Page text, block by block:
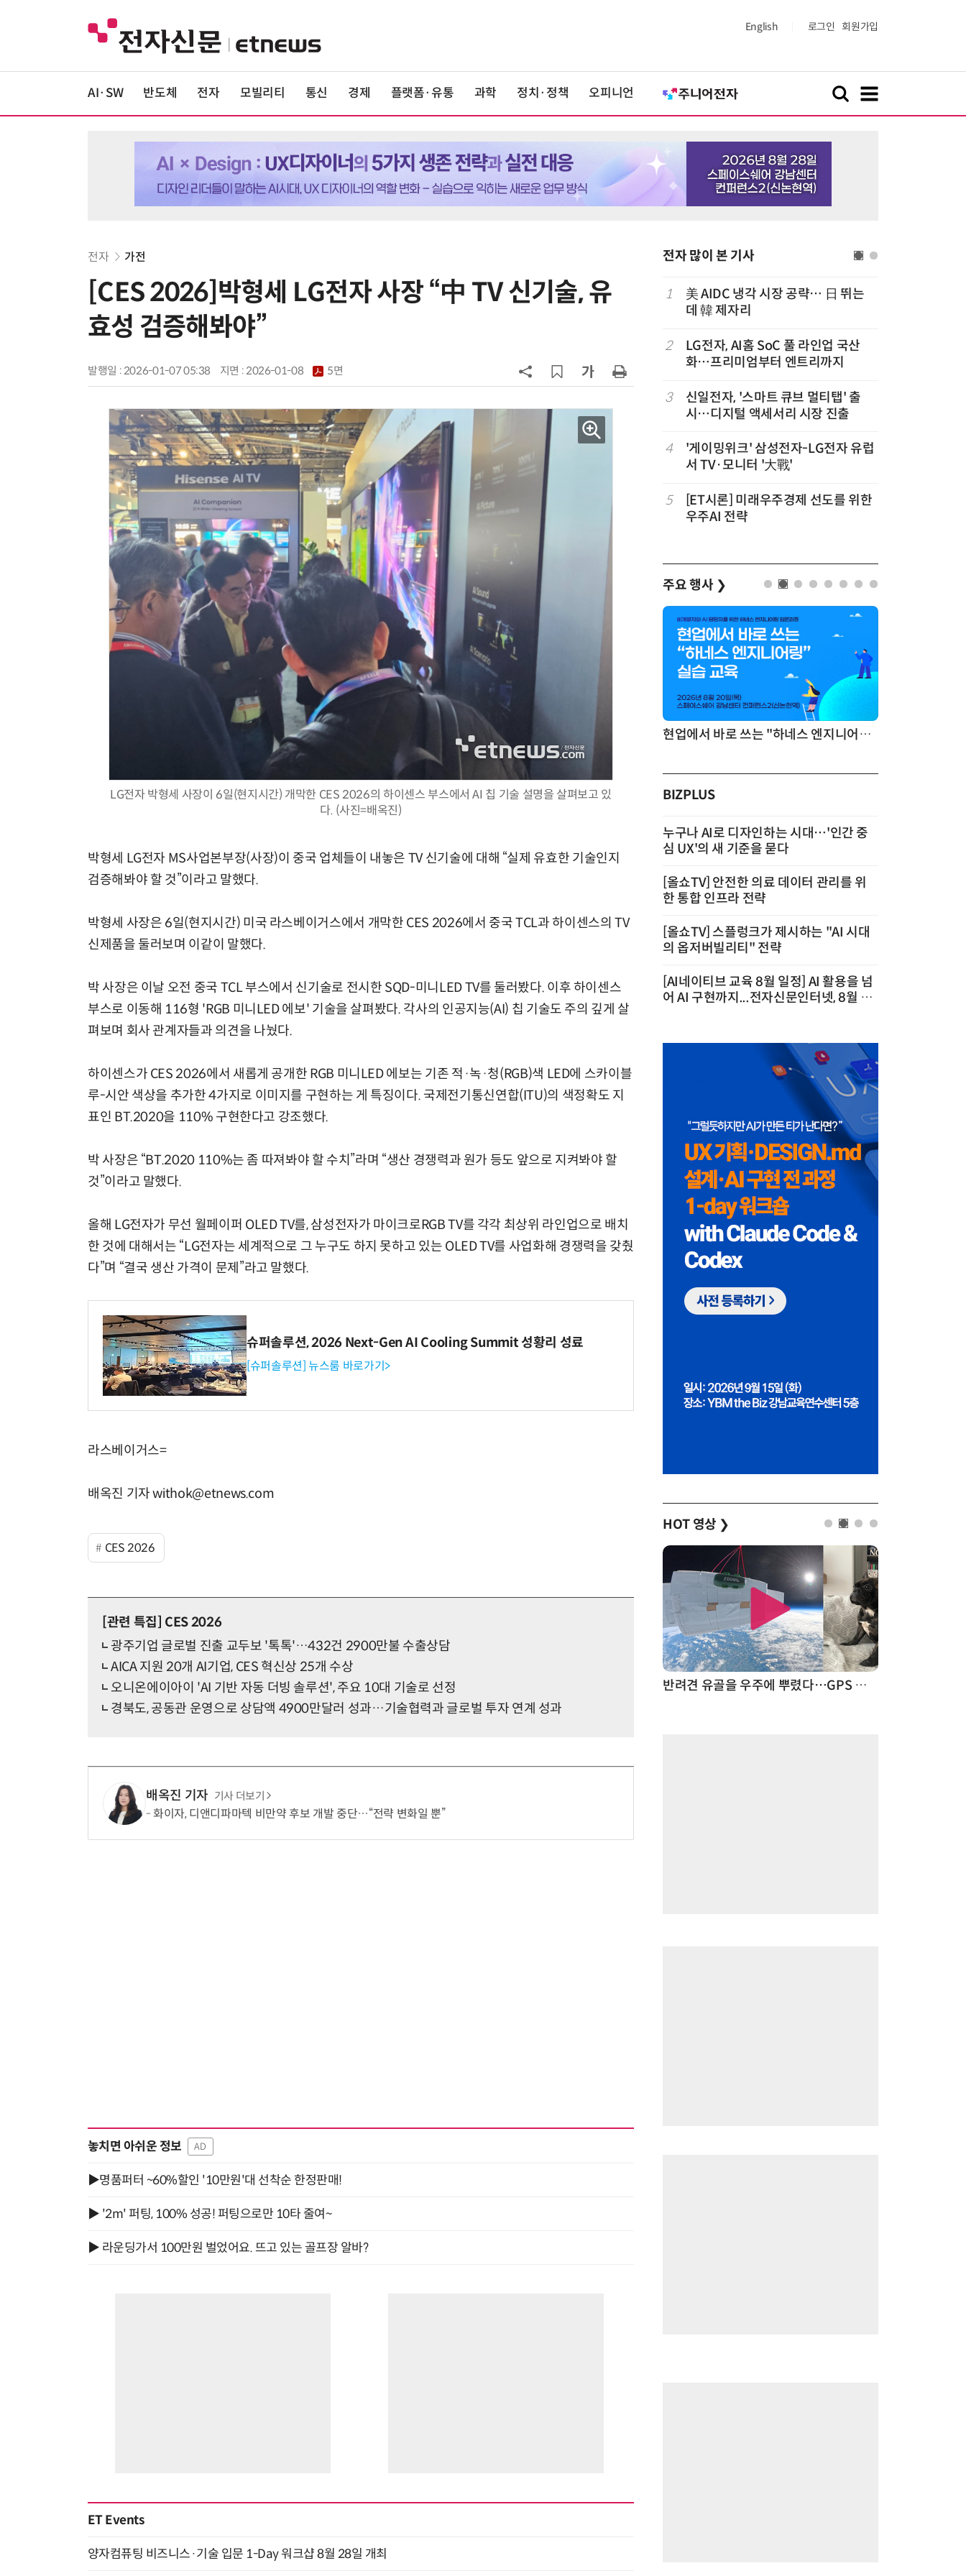
English 로그인 회원가입
AI·SW 반도체 전자 모빌리티 통신 경제 플랫폼·유통 과학 정치·정책 오피니언
전자 가전
[CES 2026]박형세 LG전자 사장 “中 TV 신기술, 유
효성 검증해봐야”
발행일 : 2026-01-07 05:38 지면 :2026-01-08 5면
LG전자 박형세 사장이 6일(현지시간) 개막한 CES 2026의 하이센스 부스에서 AI 칩 기술 설명을 살펴보고 있
다. (사진=배옥진)
박형세 LG전자 MS사업본부장(사장)이 중국 업체들이 내놓은 TV 신기술에 대해 “실제 유효한 기술인지
검증해봐야 할 것”이라고 말했다.
박형세 사장은 6일(현지시간) 미국 라스베이거스에서 개막한 CES 2026에서 중국 TCL과 하이센스의 TV
신제품을 둘러보며 이같이 말했다.
박 사장은 이날 오전 중국 TCL 부스에서 신기술로 전시한 SQD-미니LED TV를 둘러봤다. 이후 하이센스
부스로 이동해 116형 'RGB 미니LED 에보' 기술을 살펴봤다. 각사의 인공지능(AI) 칩 기술도 주의 깊게 살
펴보며 회사 관계자들과 의견을 나눴다.
하이센스가 CES 2026에서 새롭게 공개한 RGB 미니LED 에보는 기존 적·녹·청(RGB)색 LED에 스카이블
루-시안 색상을 추가한 4가지로 이미지를 구현하는 게 특징이다. 국제전기통신연합(ITU)의 색정확도 지
표인 BT.2020을 110% 구현한다고 강조했다.
박 사장은 “BT.2020 110%는 좀 따져봐야 할 수치”라며 “생산 경쟁력과 원가 등도 앞으로 지켜봐야 할
것”이라고 말했다.
올해 LG전자가 무선 월페이퍼 OLED TV를, 삼성전자가 마이크로RGB TV를 각각 최상위 라인업으로 배치
한 것에 대해서는 “LG전자는 세계적으로 그 누구도 하지 못하고 있는 OLED TV를 사업화해 경쟁력을 갖췄
다”며 “결국 생산 가격이 문제”라고 말했다.
슈퍼솔루션, 2026 Next-Gen AI Cooling Summit 성황리 성료
[슈퍼솔루션] 뉴스룸 바로가기>
라스베이거스=
배옥진 기자 withok@etnews.com
CES 2026
[관련 특집] CES 2026
광주기업 글로벌 진출 교두보 '톡톡'…432건 2900만불 수출상담
AICA 지원 20개 AI기업, CES 혁신상 25개 수상
오니온에이아이 'AI 기반 자동 더빙 솔루션', 주요 10대 기술로 선정
경북도, 공동관 운영으로 상담액 4900만달러 성과…기술협력과 글로벌 투자 연계 성과
배옥진 기자 기사 더보기
화이자, 디앤디파마텍 비만약 후보 개발 중단…“전략 변화일 뿐”
놓치면 아쉬운 정보 AD
▶명품퍼터 ~60%할인 '10만원'대 선착순 한정판매!
▶ '2m' 퍼팅, 100% 성공! 퍼팅으로만 10타 줄여~
▶ 라운딩가서 100만원 벌었어요. 뜨고 있는 골프장 알바?
ET Events
양자컴퓨팅 비즈니스·기술 입문 1-Day 워크샵 8월 28일 개최
전자 많이 본 기사
6
LG전자 “로니 판매량, 역대 최다…
대기업과 협력사 AI 상생 시동
주가 부양 '총력전'
9
쿠첸, 2026년형 '브레인 밥솥' 출
시…“표정으로 작동 상태 구분”
10 [포토] 폭염엔 물놀이지~
1
美 AIDC 냉각 시장 공략… 日 뛰는
데 韓 제자리
2
LG전자, AI홈 SoC 풀 라인업 국산
화…프리미엄부터 엔트리까지
3
신일전자, '스마트 큐브 멀티탭' 출
시…디지털 액세서리 시장 진출
4
'게이밍위크' 삼성전자-LG전자 유럽
서 TV·모니터 '大戰'
5
[ET시론] 미래우주경제 선도를 위한
우주AI 전략
주요 행사 ❯
현업에서 바로 쓰는 "하네스 엔지니어링" 실습 교육
BIZPLUS
누구나 AI로 디자인하는 시대…'인간 중
심 UX'의 새 기준을 묻다
[올쇼TV] 안전한 의료 데이터 관리를 위
한 통합 인프라 전략
[올쇼TV] 스플렁크가 제시하는 "AI 시대
의 옵저버빌리티" 전략
[AI네이티브 교육 8월 일정] AI 활용을 넘
어 AI 구현까지...전자신문인터넷, 8월 실
HOT 영상 ❯
헬기 착륙 방해한 염소 떼…양치기 개가 길 터줬다 반려견 유골을 우주에 뿌렸다…GPS 추적기로 회수까지 성공